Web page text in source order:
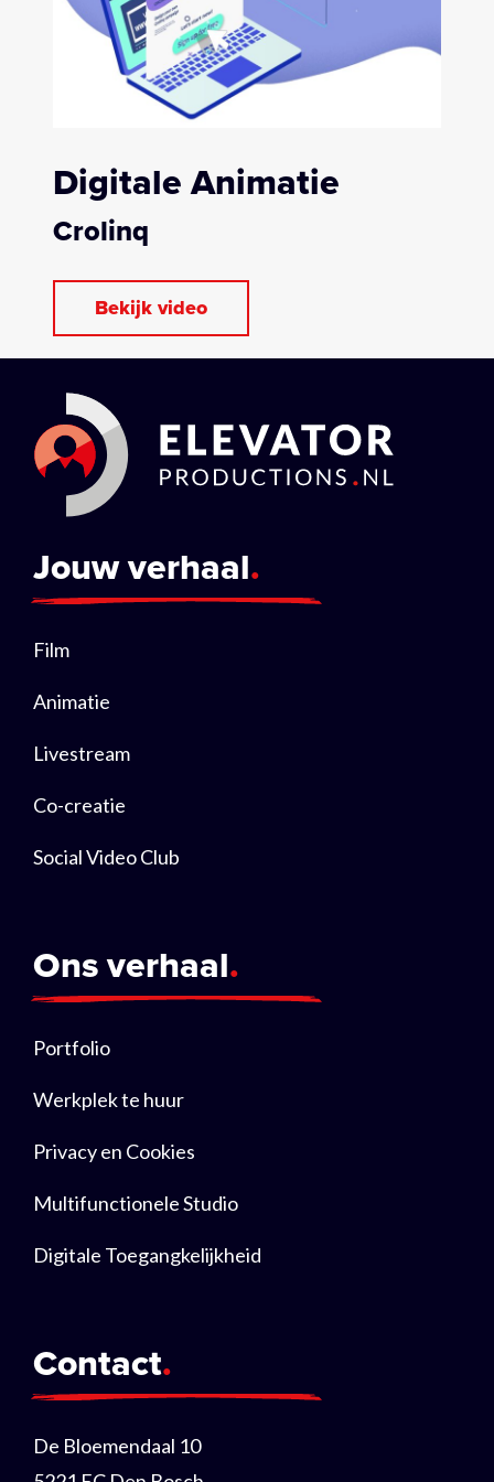
Digitale Animatie
Crolinq
Bekijk video
Co-creatie
Over ons
Jouw verhaal
Film
Animatie
Livestream
Co-creatie
Social Video Club
Ons verhaal
Portfolio
Werkplek te huur
Privacy en Cookies
Multifunctionele Studio
Digitale Toegangkelijkheid
Contact
De Bloemendaal 10